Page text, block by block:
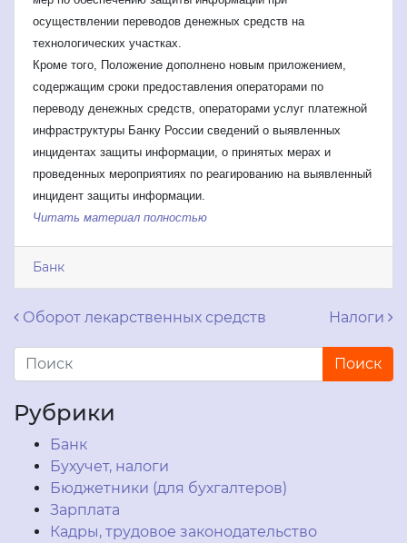
осуществлении переводов денежных средств на
технологических участках.
Кроме того, Положение дополнено новым приложением,
содержащим сроки предоставления операторами по
переводу денежных средств, операторами услуг платежной
инфраструктуры Банку России сведений о выявленных
инцидентах защиты информации, о принятых мерах и
проведенных мероприятиях по реагированию на выявленный
инцидент защиты информации.
Читать материал полностью
Банк
Навигация по записям
Оборот лекарственных средств Налоги
Рубрики
Банк
Бухучет, налоги
Бюджетники (для бухгалтеров)
Зарплата
Кадры, трудовое законодательство